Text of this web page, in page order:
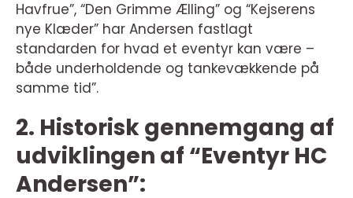
Havfrue”, “Den Grimme Ælling” og “Kejserens
nye Klæder” har Andersen fastlagt
standarden for hvad et eventyr kan være –
både underholdende og tankevækkende på
samme tid”.
2. Historisk gennemgang af
udviklingen af “Eventyr HC
Andersen”: